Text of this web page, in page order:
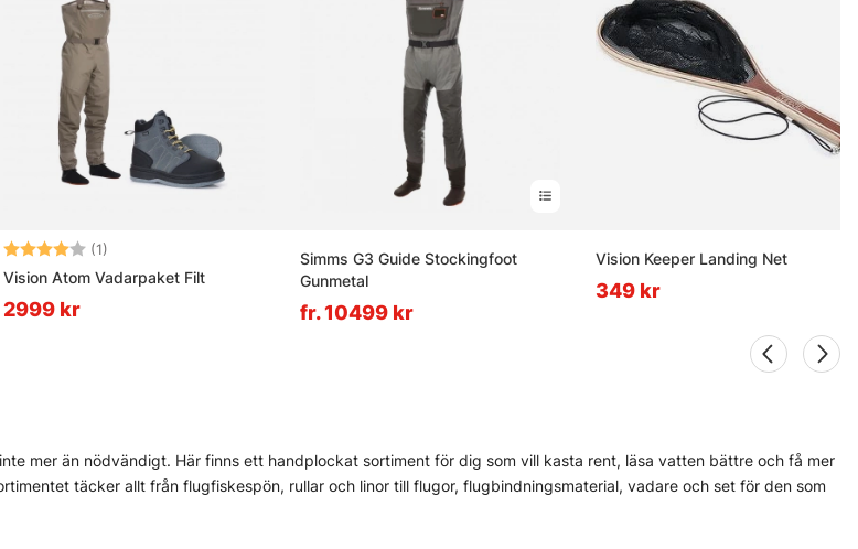
Betyg: (1)
Vision Atom Vadarpaket Filt
2999 kr
Simms G3 Guide Stockingfoot
Gunmetal
fr. 10499 kr
Vision Keeper Landing Net
349 kr
mer än nödvändigt. Här finns ett handplockat sortiment för dig som vill kasta rent, läsa vatten bättre och få mer
täcker allt från flugfiskespön, rullar och linor till flugor, flugbindningsmaterial, vadare och set för den som